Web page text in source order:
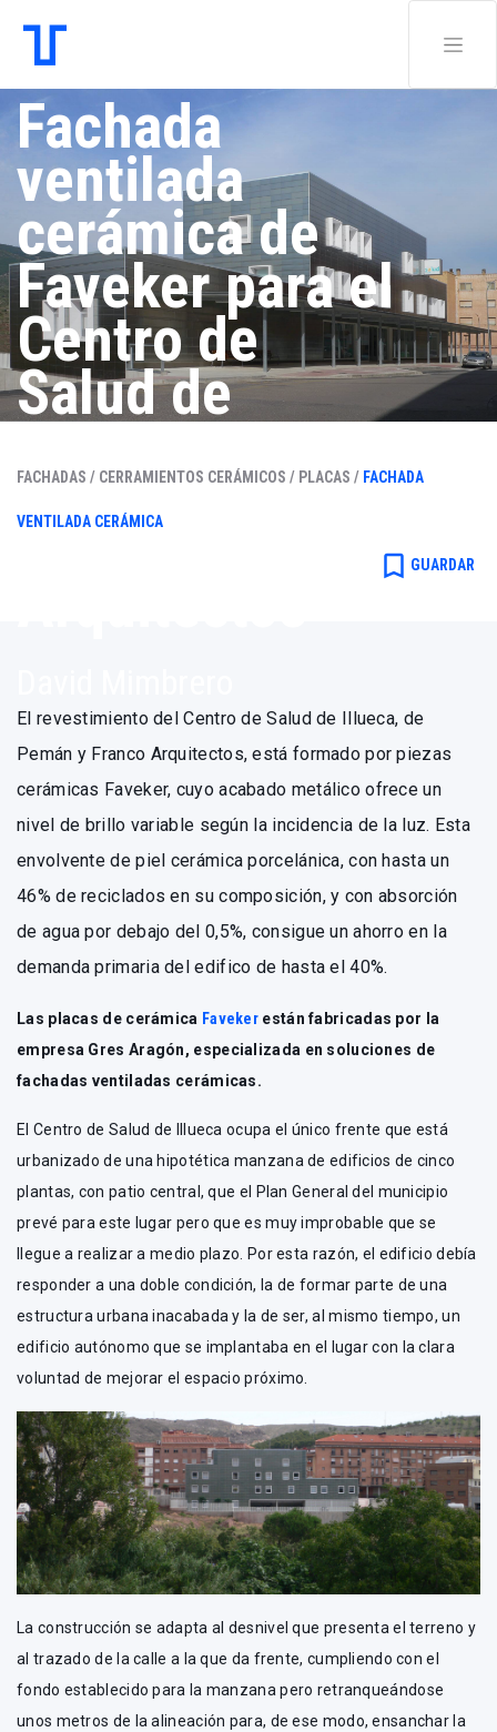
Fachada
ventilada
cerámica de
Faveker para el
Centro de
Salud de
Illueca, de
Pemán y
Franco
FACHADAS / CERRAMIENTOS CERÁMICOS / PLACAS / FACHADA
VENTILADA CERÁMICA
bookmark_border GUARDAR
El revestimiento del Centro de Salud de Illueca, de
Pemán y Franco Arquitectos, está formado por piezas
cerámicas Faveker, cuyo acabado metálico ofrece un
nivel de brillo variable según la incidencia de la luz. Esta
envolvente de piel cerámica porcelánica, con hasta un
46% de reciclados en su composición, y con absorción
de agua por debajo del 0,5%, consigue un ahorro en la
demanda primaria del edifico de hasta el 40%.
Las placas de cerámica Faveker están fabricadas por la
empresa Gres Aragón, especializada en soluciones de
fachadas ventiladas cerámicas.
El Centro de Salud de Illueca ocupa el único frente que está
urbanizado de una hipotética manzana de edificios de cinco
plantas, con patio central, que el Plan General del municipio
prevé para este lugar pero que es muy improbable que se
llegue a realizar a medio plazo. Por esta razón, el edificio debía
responder a una doble condición, la de formar parte de una
estructura urbana inacabada y la de ser, al mismo tiempo, un
edificio autónomo que se implantaba en el lugar con la clara
voluntad de mejorar el espacio próximo.
La construcción se adapta al desnivel que presenta el terreno y
al trazado de la calle a la que da frente, cumpliendo con el
fondo establecido para la manzana pero retranqueándose
unos metros de la alineación para, de ese modo, ensanchar la